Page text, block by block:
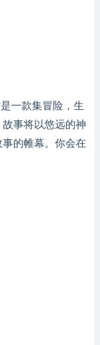
一款集冒险，生
事将以悠远的神
的帷幕。你会在